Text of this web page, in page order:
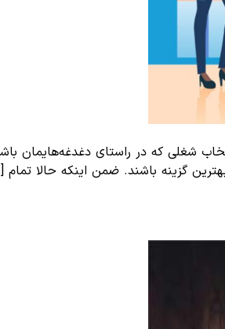
شغلی که در راستای
گزینه باشند. ضمن اینکه حالا تمام